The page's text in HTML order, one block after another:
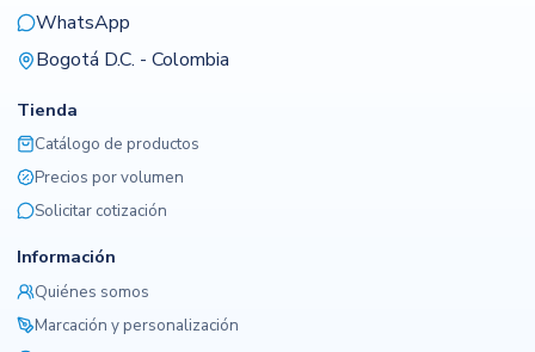
WhatsApp
Bogotá D.C. - Colombia
Tienda
Catálogo de productos
Precios por volumen
Solicitar cotización
Información
Quiénes somos
Marcación y personalización